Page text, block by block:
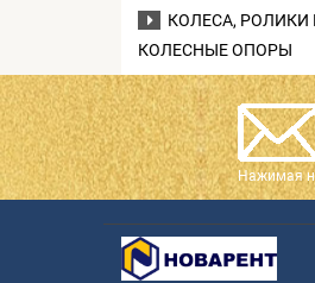
КОЛЕСА, РОЛИКИ
КОЛЕСНЫЕ ОПОРЫ
Нажимая